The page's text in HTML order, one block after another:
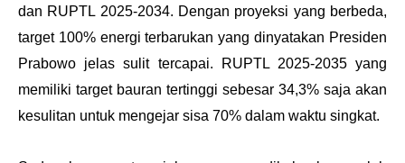
dan RUPTL 2025-2034. Dengan proyeksi yang berbeda,
target 100% energi terbarukan yang dinyatakan Presiden
Prabowo jelas sulit tercapai. RUPTL 2025-2035 yang
memiliki target bauran tertinggi sebesar 34,3% saja akan
kesulitan untuk mengejar sisa 70% dalam waktu singkat.